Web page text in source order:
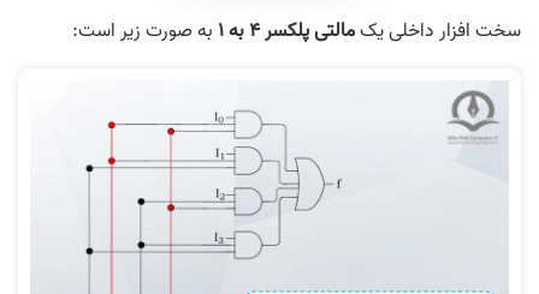
سخت افزار داخلی یکمالتی پلکسر4به1 به صورت زیر است: